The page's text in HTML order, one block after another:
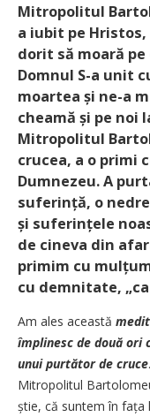
Mitropolitul
a iubit pe
dorit să moară
Domnul S-a unit
moartea și ne-a
cheamă și pe noi
Mitropolitul
crucea, a o primi
Dumnezeu. A
suferință, o
și suferințele
de cineva din
primim cu
cu demnitate,
Am ales această
împlinesc de două ori
unui purtător de cruce
Mitropolitul
știe, că suntem în fața